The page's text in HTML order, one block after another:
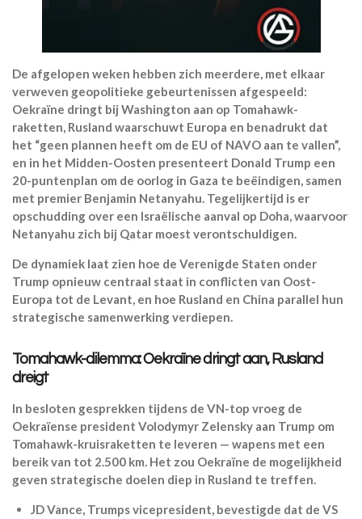
De afgelopen weken hebben zich meerdere, met elkaar
verweven geopolitieke gebeurtenissen afgespeeld:
Oekraïne dringt bij Washington aan op Tomahawk-
raketten, Rusland waarschuwt Europa en benadrukt dat
het “geen plannen heeft om de EU of NAVO aan te vallen”,
en in het Midden-Oosten presenteert Donald Trump een
20-puntenplan om de oorlog in Gaza te beëindigen, samen
met premier Benjamin Netanyahu. Tegelijkertijd is er
opschudding over een Israëlische aanval op Doha, waarvoor
Netanyahu zich bij Qatar moest verontschuldigen.
De dynamiek laat zien hoe de Verenigde Staten onder
Trump opnieuw centraal staat in conflicten van Oost-
Europa tot de Levant, en hoe Rusland en China parallel hun
strategische samenwerking verdiepen.
Tomahawk-dilemma: Oekraïne dringt aan, Rusland
dreigt
In besloten gesprekken tijdens de VN-top vroeg de
Oekraïense president Volodymyr Zelensky aan Trump om
Tomahawk-kruisraketten te leveren — wapens met een
bereik van tot 2.500 km. Het zou Oekraïne de mogelijkheid
geven strategische doelen diep in Rusland te treffen.
JD Vance, Trumps vicepresident, bevestigde dat de VS